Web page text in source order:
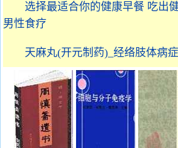
选择最适合你的健康早餐 吃出
男性食疗
天麻丸(开元制药)_经络肢体病